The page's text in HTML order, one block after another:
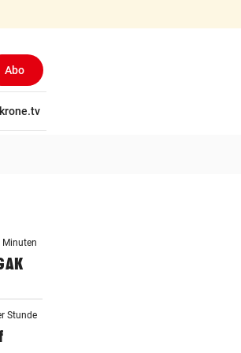
Abo
krone.tv
Minuten
Stunde